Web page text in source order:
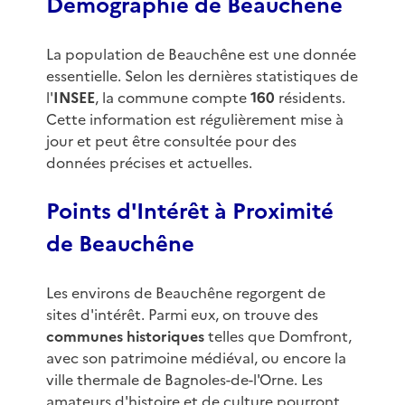
La population de Beauchêne est une donnée
essentielle. Selon les dernières statistiques de
l'INSEE, la commune compte160 résidents.
Cette information est régulièrement mise à
jour et peut être consultée pour des
données précises et actuelles.
Points d'Intérêt à Proximité
de Beauchêne
Les environs de Beauchêne regorgent de
sites d'intérêt. Parmi eux, on trouve des
communes historiquestelles que Domfront,
avec son patrimoine médiéval, ou encore la
ville thermale de Bagnoles-de-l'Orne. Les